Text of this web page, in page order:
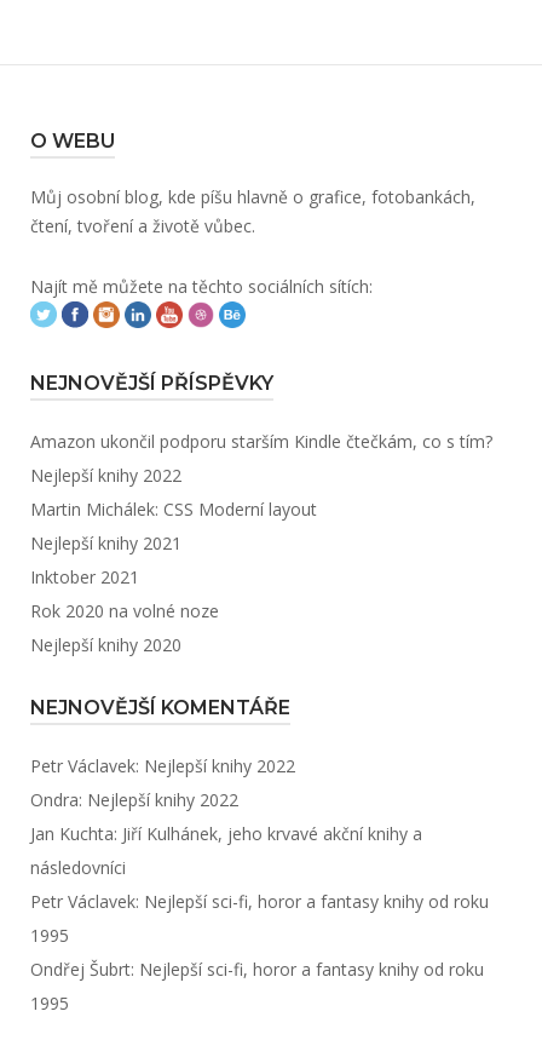
O WEBU
Můj osobní blog, kde píšu hlavně o grafice, fotobankách,
čtení, tvoření a životě vůbec.
Najít mě můžete na těchto sociálních sítích:
NEJNOVĚJŠÍ PŘÍSPĚVKY
Amazon ukončil podporu starším Kindle čtečkám, co s tím?
Nejlepší knihy 2022
Martin Michálek: CSS Moderní layout
Nejlepší knihy 2021
Inktober 2021
Rok 2020 na volné noze
Nejlepší knihy 2020
NEJNOVĚJŠÍ KOMENTÁŘE
Petr Václavek: Nejlepší knihy 2022
Ondra: Nejlepší knihy 2022
Jan Kuchta: Jiří Kulhánek, jeho krvavé akční knihy a
následovníci
Petr Václavek: Nejlepší sci-fi, horor a fantasy knihy od roku
1995
Ondřej Šubrt: Nejlepší sci-fi, horor a fantasy knihy od roku
1995